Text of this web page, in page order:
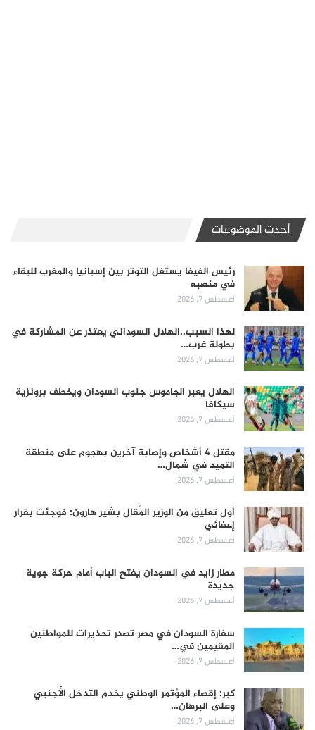
أحدث الموضوعات
رئيس الفيفا يستغل التوتر بين إسبانيا والمغرب للبقاء
في منصبه
أغسطس 7, 2026
لهذا السبب..الهلال السوداني يعتذر عن المشاركة في
بطولة غرب…
أغسطس 7, 2026
الهلال يعبر الجاموس جنوب السودان ويخطف برونزية
سيكافا
أغسطس 7, 2026
مقتل 4 أشخاص وإصابة آخرين بهجوم على منطقة
التميد في شمال…
أغسطس 7, 2026
أول تعليق من الوزير المُقال بشير هارون: فوجئت بقرار
إعفائي
أغسطس 7, 2026
مطار زايد في السودان يفتح الباب أمام حركة جوية
جديدة
أغسطس 7, 2026
سفارة السودان في مصر تصدر تحذيرات للمواطنين
المقيمين في…
أغسطس 7, 2026
كبر: إقصاء المؤتمر الوطني يخدم التدخل الأجنبي
وعلى البرهان…
أغسطس 7, 2026